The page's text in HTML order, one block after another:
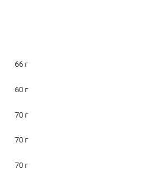
66 г
60 г
70 г
70 г
70 г